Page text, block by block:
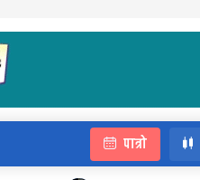
पात्रो